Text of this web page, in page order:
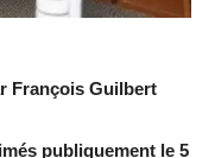
François Guilbert
publiquement le 5